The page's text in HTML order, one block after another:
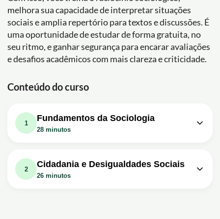
melhora sua capacidade de interpretar situações
sociais e amplia repertório para textos e discussões. É
uma oportunidade de estudar de forma gratuita, no
seu ritmo, e ganhar segurança para encarar avaliações
e desafios acadêmicos com mais clareza e criticidade.
Conteúdo do curso
1
Fundamentos da Sociologia
28 minutos
- Ens. Médio - Telecurso
2
Cidadania e Desigualdades Sociais
26 minutos